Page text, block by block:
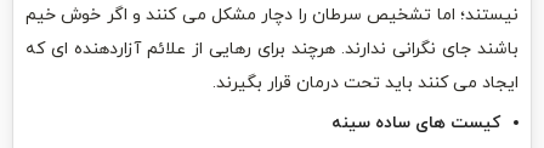
نیستند؛ اما تشخیص سرطان را دچار مشکل می کنند و اگر خوش خیم
باشند جای نگرانی ندارند. هرچند برای رهایی از علائم آزاردهنده ای که
ایجاد می کنند باید تحت درمان قرار بگیرند.
کیست های ساده سینه